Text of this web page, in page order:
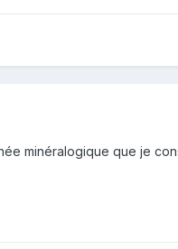
minéralogique que je